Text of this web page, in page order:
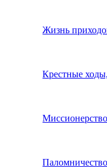
Жизнь
Крестные
Миссионерство
Паломничество